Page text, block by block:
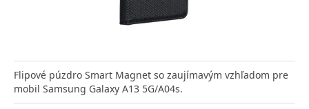
Flipové púzdro Smart Magnet so zaujímavým vzhľadom pre
mobil Samsung Galaxy A13 5G/A04s.